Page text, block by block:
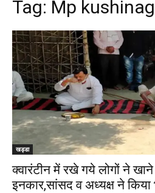
Tag: Mp
खड्डा
क्वारंटीन में रखे गये लोगों ने
इनकार,सांसद व अध्यक्ष ने